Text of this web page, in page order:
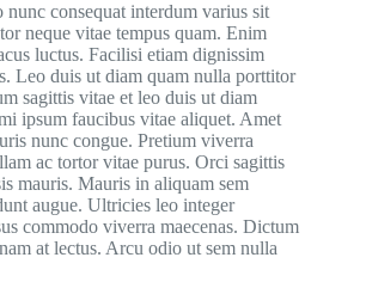
consequat interdum varius sit
neque vitae tempus quam. Enim
luctus. Facilisi etiam dignissim
Leo duis ut diam quam nulla porttitor
sagittis vitae et leo duis ut diam
ipsum faucibus vitae aliquet. Amet
nunc congue. Pretium viverra
ac tortor vitae purus. Orci sagittis
mauris. Mauris in aliquam sem
augue. Ultricies leo integer
commodo viverra maecenas. Dictum
at lectus. Arcu odio ut sem nulla